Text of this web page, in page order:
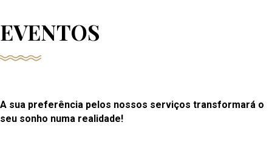
EVENTOS
A sua preferência pelos nossos serviços transformará o
seu sonho numa realidade!